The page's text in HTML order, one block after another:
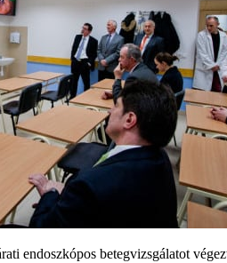
endoszkópos betegvizsgálatot